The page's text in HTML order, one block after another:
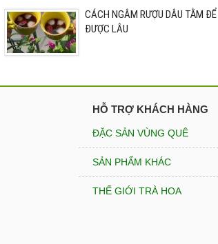
CÁCH NGÂM RƯỢU DÂU TẰM ĐỂ
ĐƯỢC LÂU
HỖ TRỢ KHÁCH HÀNG
ĐẶC SẢN VÙNG QUÊ
SẢN PHẨM KHÁC
THẾ GIỚI TRÀ HOA